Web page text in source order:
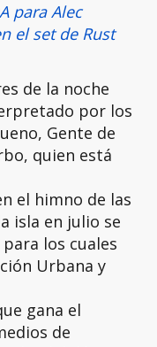
para Alec
el set de Rust
de la noche
por los
Gente de
quien está
el himno de las
isla en julio se
los cuales
Urbana y
gana el
de